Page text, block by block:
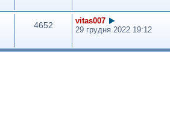
4652
vitas007
29 грудня 2022 19:12